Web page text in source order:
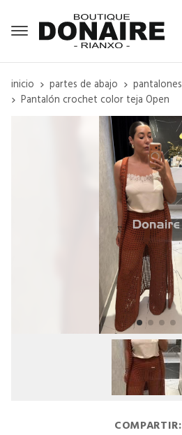
inicio partes de abajo
pantalones
Pantalón crochet color teja Open
COMPARTIR: